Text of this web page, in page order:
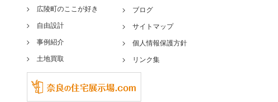
広陵町のここが好き
自由設計
事例紹介
土地買取
ブログ
サイトマップ
個人情報保護方針
リンク集